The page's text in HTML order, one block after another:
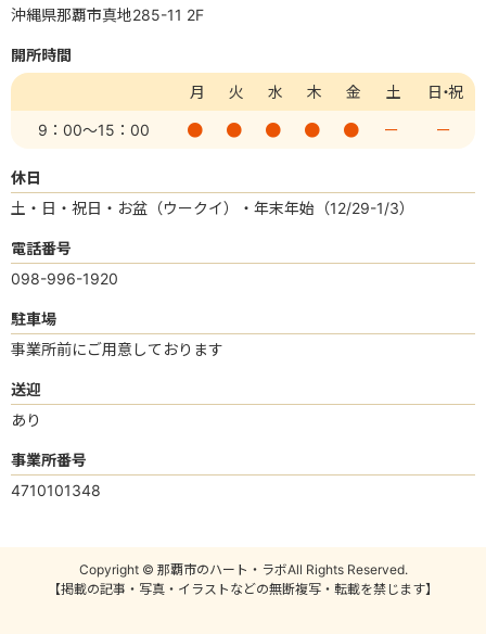
沖縄県那覇市真地285-11 2F
開所時間
月
火 水 木 金 土 日・祝
9：00～15：00 ー ー
休日
土・日・祝日・お盆（ウークイ）・年末年始（12/29-1/3）
電話番号
098-996-1920
駐車場
事業所前にご用意しております
送迎
あり
事業所番号
4710101348
Copyright © 那覇市のハート・ラボAll Rights Reserved.
【掲載の記事・写真・イラストなどの無断複写・転載を禁じます】